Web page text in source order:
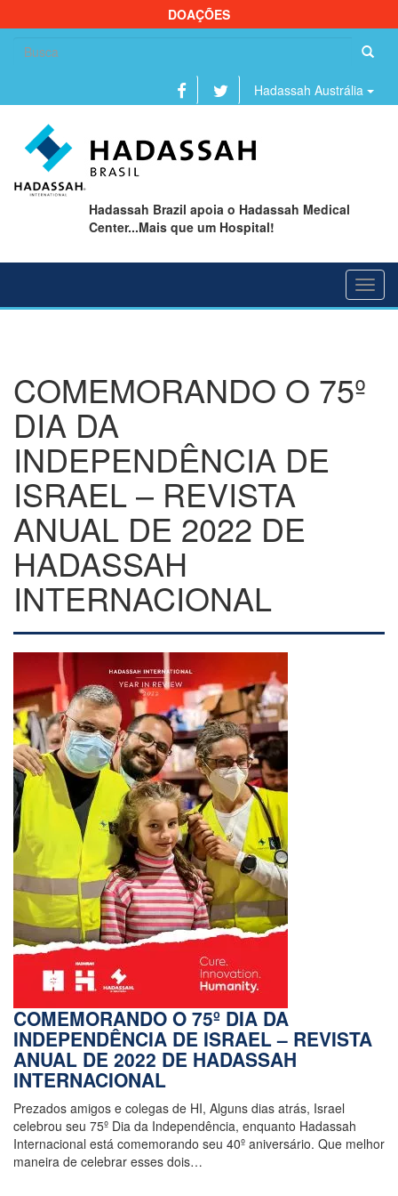
DOAÇÕES
Hadassah Austrália
Hadassah Brazil apoia o Hadassah Medical
Center...Mais que um Hospital!
COMEMORANDO O 75º
DIA DA
INDEPENDÊNCIA DE
ISRAEL – REVISTA
ANUAL DE 2022 DE
HADASSAH
INTERNACIONAL
COMEMORANDO O 75º DIA DA
INDEPENDÊNCIA DE ISRAEL – REVISTA
ANUAL DE 2022 DE HADASSAH
INTERNACIONAL
Prezados amigos e colegas de HI, Alguns dias atrás, Israel
celebrou seu 75º Dia da Independência, enquanto Hadassah
Internacional está comemorando seu 40º aniversário. Que melhor
maneira de celebrar esses dois…